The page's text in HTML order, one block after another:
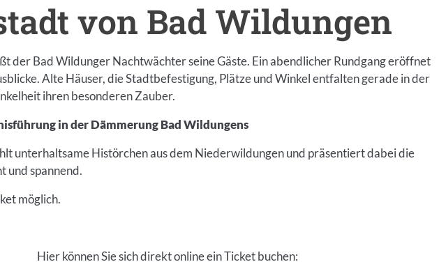
von Bad Wildungen
der Bad Wildunger Nachtwächter seine Gäste. Ein abendlicher Rundgang eröffnet
Alte Häuser, die Stadtbefestigung, Plätze und Winkel entfalten gerade in der
ihren besonderen Zauber.
in der Dämmerung Bad Wildungens
unterhaltsame Histörchen aus dem Niederwildungen und präsentiert dabei die
und spannend.
möglich.
Hier können Sie sich direkt online ein Ticket buchen: